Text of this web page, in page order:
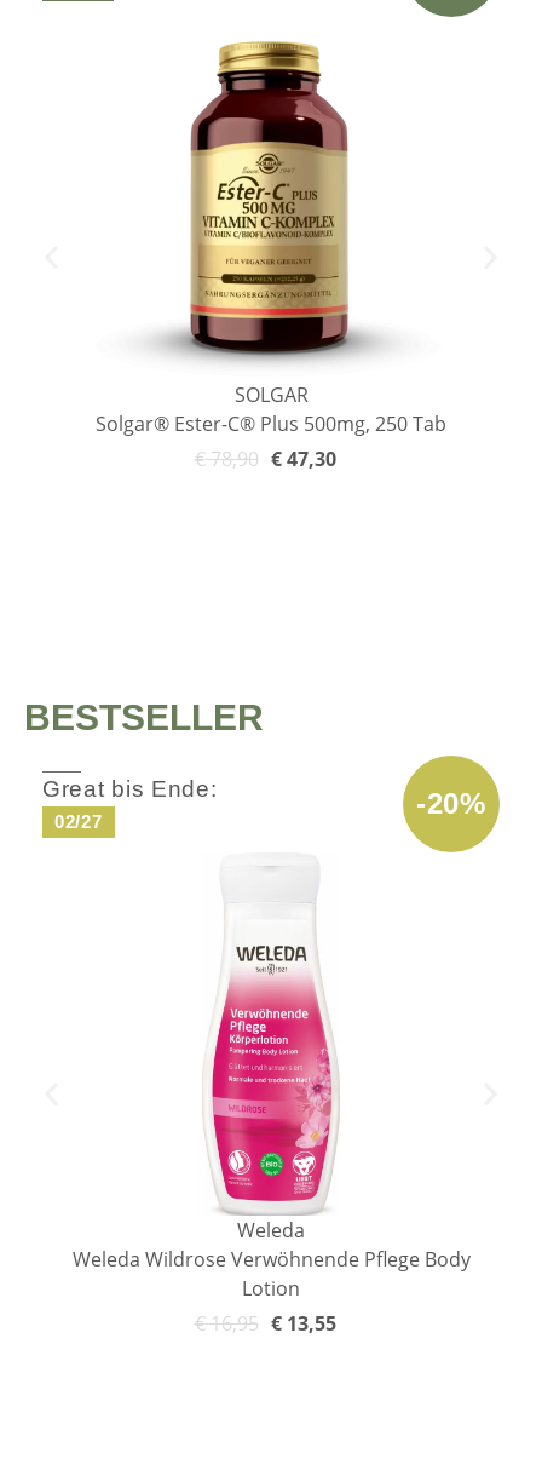
SOLGAR
Solgar® Ester-C® Plus 500mg, 250 Tab
€78,90 €47,30
BESTSELLER
Great bis Ende:
02/27
-20%
Weleda
Weleda Wildrose Verwöhnende Pflege Body
Lotion
€16,95 €13,55